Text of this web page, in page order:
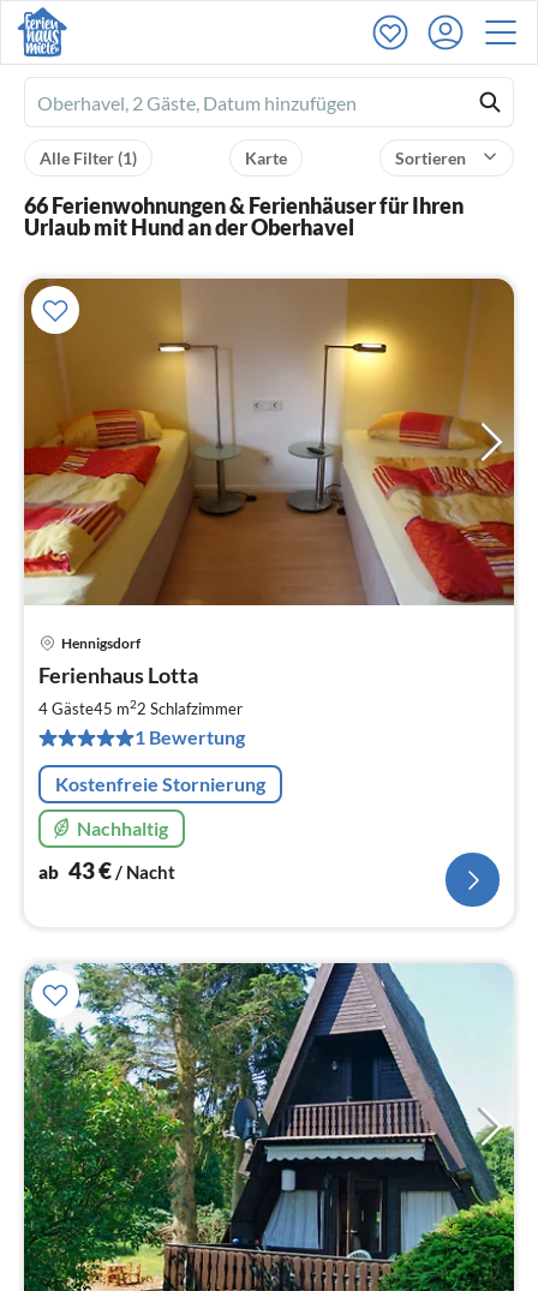
Ferienhausmiete
logo
Sortieren
Karte
Alle Filter(1)
66 Ferienwohnungen & Ferienhäuser für Ihren
Urlaub mit Hund an der Oberhavel
Hennigsdorf
Ferienhaus Lotta
4 Gäste45 m22 Schlafzimmer
1 Bewertung
Kostenfreie Stornierung
Nachhaltig
ab 43€/ Nacht